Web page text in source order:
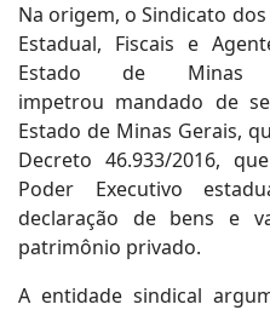
Na origem, o Sindicato
Estadual, Fiscais e
Estado de Minas
impetrou mandado de
Estado de Minas Gerais,
Decreto 46.933/2016,
Poder Executivo
declaração de bens e
patrimônio privado.
A entidade sindical